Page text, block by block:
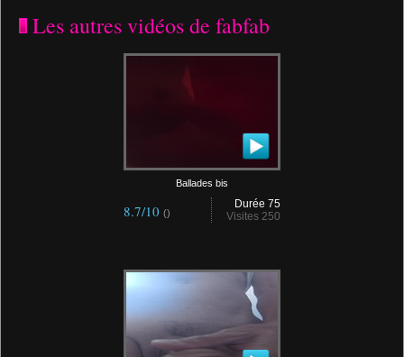
Les autres vidéos de fabfab
Ballades bis
Durée 75
Visites 250
8.7/10 ()